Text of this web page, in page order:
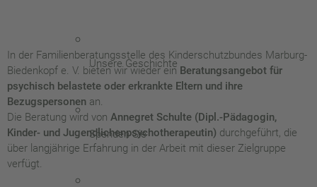
Unsere Geschichte
Spenden Sie
In der Familienberatungsstelle des Kinderschutzbundes Marburg-
Biedenkopf e. V. bieten wir wieder ein Beratungsangebot für
psychisch belastete oder erkrankte Eltern und ihre
Bezugspersonen an.
Die Beratung wird von Annegret Schulte (Dipl.-Pädagogin,
Kinder- und Jugendlichenpsychotherapeutin) durchgeführt, die
über langjährige Erfahrung in der Arbeit mit dieser Zielgruppe
verfügt.